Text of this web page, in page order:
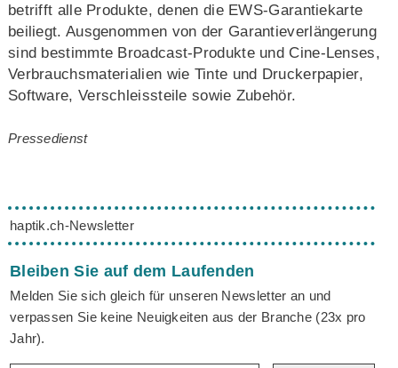
betrifft alle Produkte, denen die EWS-Garantiekarte
beiliegt. Ausgenommen von der Garantieverlängerung
sind bestimmte Broadcast-Produkte und Cine-Lenses,
Verbrauchsmaterialien wie Tinte und Druckerpapier,
Software, Verschleissteile sowie Zubehör.
Pressedienst
haptik.ch-Newsletter
Bleiben Sie auf dem Laufenden
Melden Sie sich gleich für unseren Newsletter an und
verpassen Sie keine Neuigkeiten aus der Branche (23x pro
Jahr).